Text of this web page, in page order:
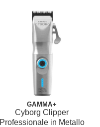
GAMMA+
Cyborg Clipper
Professionale in Metallo